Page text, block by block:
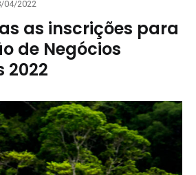
04/2022
as inscrições para
de Negócios
2022